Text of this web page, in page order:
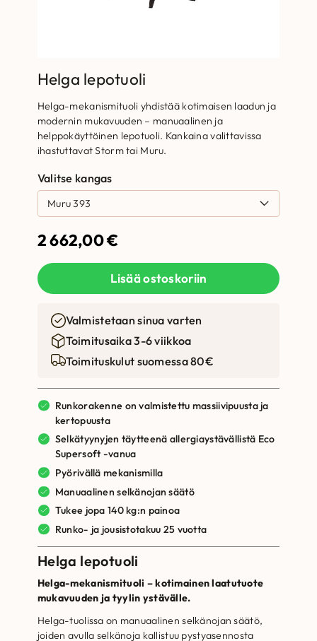
Helga lepotuoli
Helga-mekanismituoli yhdistää kotimaisen laadun ja
modernin mukavuuden – manuaalinen ja
helppokäyttöinen lepotuoli. Kankaina valittavissa
ihastuttavat Storm tai Muru.
Valitse kangas
2 662,00€
Lisää ostoskoriin
Valmistetaan sinua varten
Toimitusaika 3-6 viikkoa
Toimituskulut suomessa 80€
Runkorakenne on valmistettu massiivipuusta ja
kertopuusta
Selkätyynyjen täytteenä allergiaystävällistä Eco
Supersoft -vanua
Pyörivällä mekanismilla
Manuaalinen selkänojan säätö
Tukee jopa 140 kg:n painoa
Runko- ja jousistotakuu 25 vuotta
Helga lepotuoli
Helga-mekanismituoli – kotimainen laatutuote
mukavuuden ja tyylin ystävälle.
Helga-tuolissa on manuaalinen selkänojan säätö,
joiden avulla selkänoja kallistuu pystyasennosta